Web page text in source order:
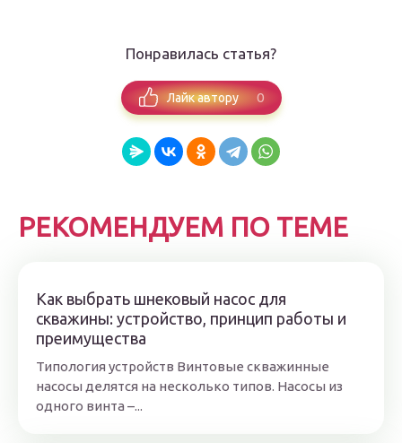
Понравилась статья?
Лайк автору 0
РЕКОМЕНДУЕМ ПО ТЕМЕ
Как выбрать шнековый насос для
скважины: устройство, принцип работы и
преимущества
Типология устройств Винтовые скважинные
насосы делятся на несколько типов. Насосы из
одного винта –...